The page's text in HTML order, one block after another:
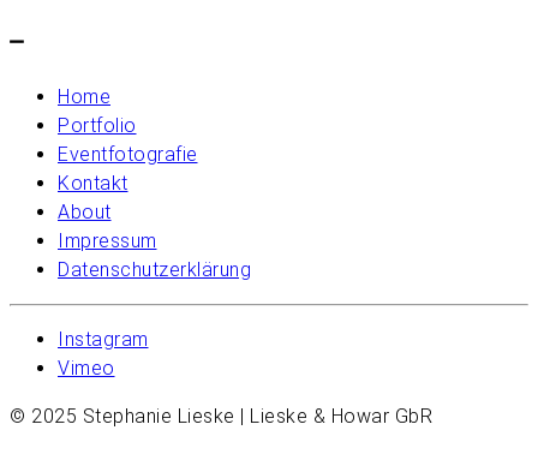
–
Home
Portfolio
Eventfotografie
Kontakt
About
Impressum
Datenschutzerklärung
Instagram
Vimeo
© 2025 Stephanie Lieske | Lieske & Howar GbR